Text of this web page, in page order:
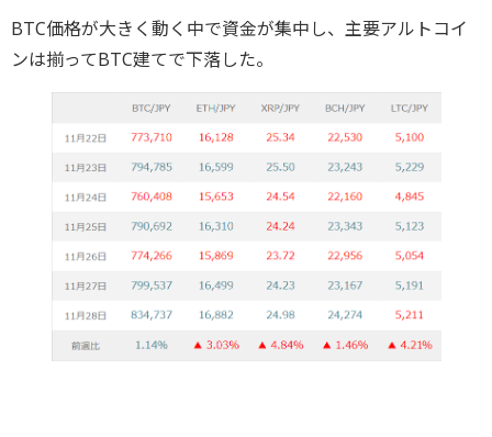
BTC価格が大きく動く中で資金が集中し、主要アルトコイ
ンは揃ってBTC建てで下落した。